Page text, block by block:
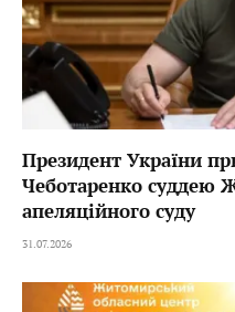
Президент України
Чеботаренко суддею
апеляційного суду
31.07.2026